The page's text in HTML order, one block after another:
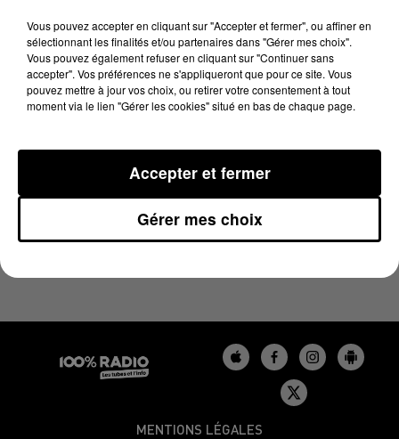
13 juillet 2023 - 2 min 10 sec
LES EXPERTS MÉTÉO DU 13/07/2023
Le podcast des experts météo avec Paul Frédéric
MENTIONS LÉGALES
Vous pouvez accepter en cliquant sur "Accepter et fermer", ou affiner en
sélectionnant les finalités et/ou partenaires dans "Gérer mes choix".
Vous pouvez également refuser en cliquant sur "Continuer sans
accepter". Vos préférences ne s'appliqueront que pour ce site. Vous
pouvez mettre à jour vos choix, ou retirer votre consentement à tout
moment via le lien "Gérer les cookies" situé en bas de chaque page.
Gérer mes choix
Accepter et fermer